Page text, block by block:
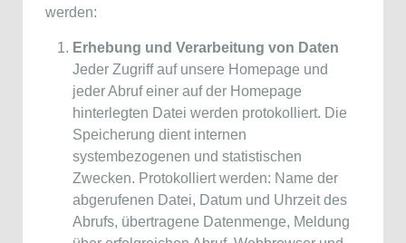
werden:
Erhebung und Verarbeitung von Daten
Jeder Zugriff auf unsere Homepage und
jeder Abruf einer auf der Homepage
hinterlegten Datei werden protokolliert. Die
Speicherung dient internen
systembezogenen und statistischen
Zwecken. Protokolliert werden: Name der
abgerufenen Datei, Datum und Uhrzeit des
Abrufs, übertragene Datenmenge, Meldung